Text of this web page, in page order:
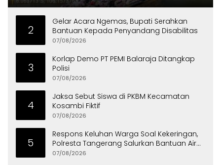
2
Gelar Acara Ngemas, Bupati Serahkan
Bantuan Kepada Penyandang Disabilitas
07/08/2026
3
Korlap Demo PT PEMI Balaraja Ditangkap
Polisi
07/08/2026
4
Jaksa Sebut Siswa di PKBM Kecamatan
Kosambi Fiktif
07/08/2026
5
Respons Keluhan Warga Soal Kekeringan,
Polresta Tangerang Salurkan Bantuan Air
Bersih ke Panongan
07/08/2026